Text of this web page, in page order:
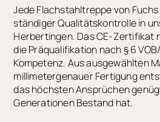
Jede Flachstahltreppe von
ständiger Qualitätskontrolle in
Herbertingen. Das CE-Zertifikat
die Präqualifikation nach § 6
Kompetenz. Aus ausgewählten
millimetergenauer Fertigung
das höchsten Ansprüchen
Generationen Bestand hat.